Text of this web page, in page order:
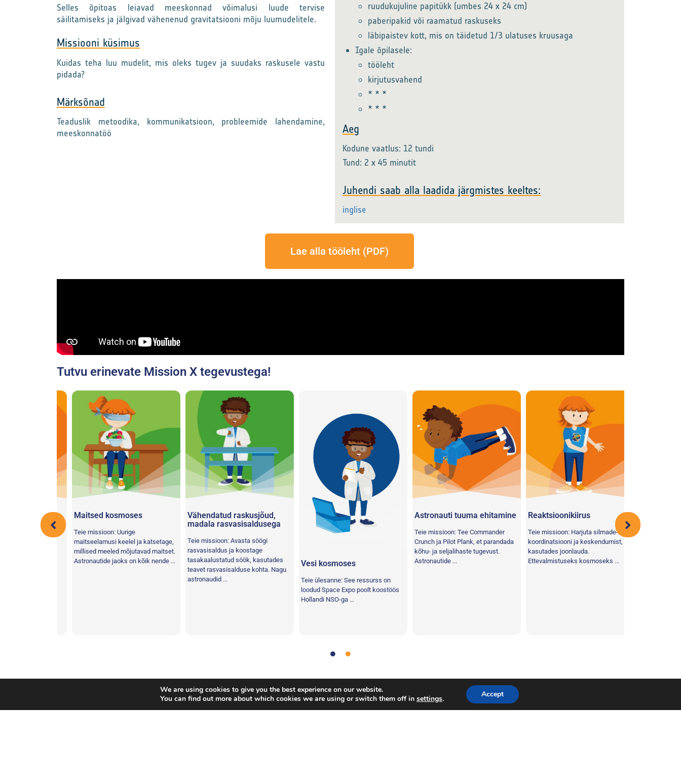
Selles õpitoas leiavad meeskonnad võimalusi luude tervise
säilitamiseks ja jälgivad vähenenud gravitatsiooni mõju luumudelitele.
Missiooni küsimus
Kuidas teha luu mudelit, mis oleks tugev ja suudaks raskusele vastu
pidada?
Märksõnad
Teaduslik metoodika, kommunikatsioon, probleemide lahendamine,
meeskonnatöö
ruudukujuline papitükk (umbes 24 x 24 cm)
paberipakid või raamatud raskuseks
läbipaistev kott, mis on täidetud 1/3 ulatuses kruusaga
Igale õpilasele:
tööleht
kirjutusvahend
* * *
* * *
Aeg
Kodune vaatlus: 12 tundi
Tund: 2 x 45 minutit
Juhendi saab alla laadida järgmistes keeltes:
inglise
Lae alla tööleht (PDF)
Tutvu erinevate Mission X tegevustega!
Maitsed kosmoses
Teie missioon: Uurige
maitseelamusi keelel ja katsetage,
millised meeled mõjutavad maitset.
Astronautide jaoks on kõik nende ...
Vähendatud raskusjõud,
madala rasvasisaldusega
Teie missioon: Avasta söögi
rasvasisaldus ja koostage
tasakaalustatud söök, kasutades
teavet rasvasisalduse kohta. Nagu
astronaudid ...
Vesi kosmoses
Teie ülesanne: See ressurss on
loodud Space Expo poolt koostöös
Hollandi NSO-ga ...
Astronauti tuuma ehitamine
Teie missioon: Tee Commander
Crunch ja Pilot Plank, et parandada
kõhu- ja seljalihaste tugevust.
Astronautide ...
Reaktsioonikiirus
Teie missioon: Harjuta silmade-käe
koordinatsiooni ja keskendumist,
kasutades joonlauda.
Ettevalmistuseks kosmoseks ...
Astronaudi
Teie missioon:
Inimkeha,Probleemülesanded,Teadus, Meeskonnatöö
We are using cookies to give you the best experience on our website.
You can find out more about which cookies we are using or switch them off in settings. Accept